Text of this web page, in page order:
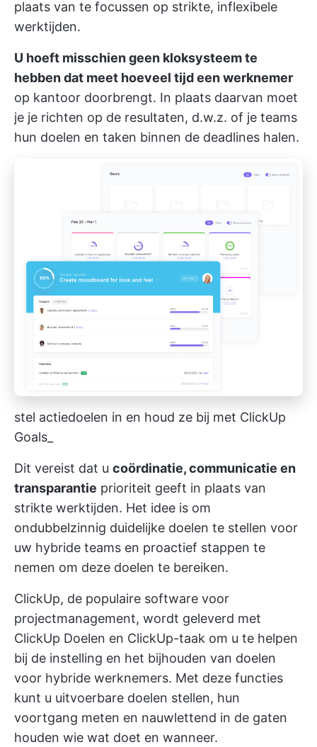
plaats van te focussen op strikte, inflexibele
werktijden.
U hoeft misschien geen kloksysteem te
hebben dat meet hoeveel tijd een werknemer
op kantoor doorbrengt. In plaats daarvan moet
je je richten op de resultaten, d.w.z. of je teams
hun doelen en taken binnen de deadlines halen.
stel actiedoelen in en houd ze bij met ClickUp
Goals_
Dit vereist dat u coördinatie, communicatie en
transparantie prioriteit geeft in plaats van
strikte werktijden. Het idee is om
ondubbelzinnig duidelijke doelen te stellen voor
uw hybride teams en proactief stappen te
nemen om deze doelen te bereiken.
ClickUp, de populaire software voor
projectmanagement, wordt geleverd met
ClickUp Doelen en ClickUp-taak om u te helpen
bij de instelling en het bijhouden van doelen
voor hybride werknemers. Met deze functies
kunt u uitvoerbare doelen stellen, hun
voortgang meten en nauwlettend in de gaten
houden wie wat doet en wanneer.